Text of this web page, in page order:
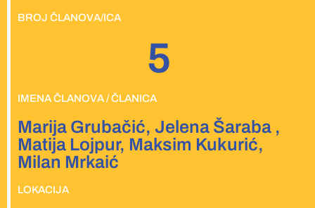
BROJ ČLANOVA/ICA
5
IMENA ČLANOVA / ČLANICA
Marija Grubačić, Jelena Šaraba ,
Matija Lojpur, Maksim Kukurić,
Milan Mrkaić
LOKACIJA